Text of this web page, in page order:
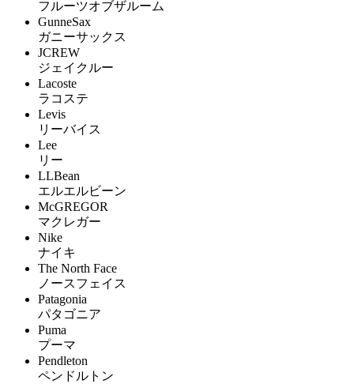
フルーツオブザルーム
GunneSax
ガニーサックス
JCREW
ジェイクルー
Lacoste
ラコステ
Levis
リーバイス
Lee
リー
LLBean
エルエルビーン
McGREGOR
マクレガー
Nike
ナイキ
The North Face
ノースフェイス
Patagonia
パタゴニア
Puma
プーマ
Pendleton
ペンドルトン